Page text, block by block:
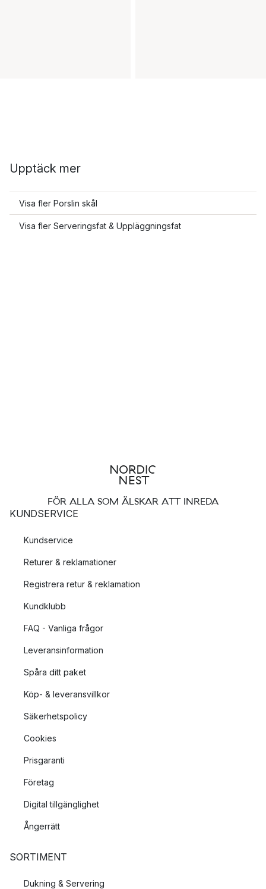
Upptäck mer
Visa fler Porslin skål
Visa fler Serveringsfat & Uppläggningsfat
FÖR ALLA SOM ÄLSKAR ATT INREDA
KUNDSERVICE
Kundservice
Returer & reklamationer
Registrera retur & reklamation
Kundklubb
FAQ - Vanliga frågor
Leveransinformation
Spåra ditt paket
Köp- & leveransvillkor
Säkerhetspolicy
Cookies
Prisgaranti
Företag
Digital tillgänglighet
Ångerrätt
SORTIMENT
Dukning & Servering